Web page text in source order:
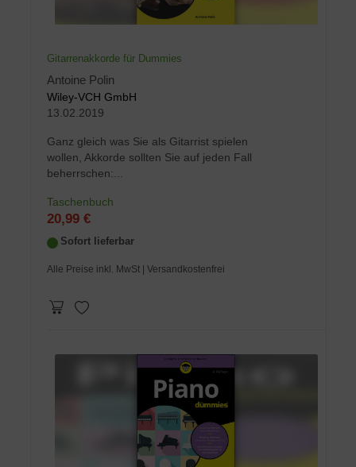
Gitarrenakkorde für Dummies
Antoine Polin
Wiley-VCH GmbH
13.02.2019
Ganz gleich was Sie als Gitarrist spielen
wollen, Akkorde sollten Sie auf jeden Fall
beherrschen:...
Taschenbuch
20,99 €
Sofort lieferbar
Alle Preise inkl. MwSt | Versandkostenfrei